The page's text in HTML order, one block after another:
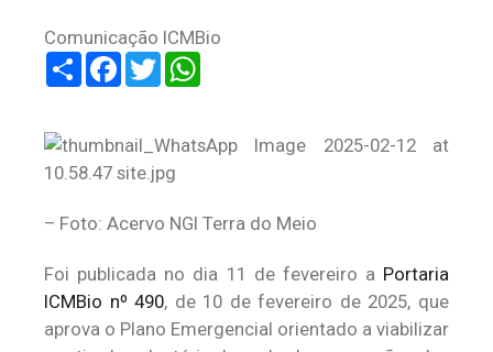
Comunicação ICMBio
ShareFacebook
Twitter
– Foto: Acervo NGI Terra do Meio
Foi publicada no dia 11 de fevereiro a Portaria
ICMBio nº 490, de 10 de fevereiro de 2025, que
aprova o Plano Emergencial orientado a viabilizar